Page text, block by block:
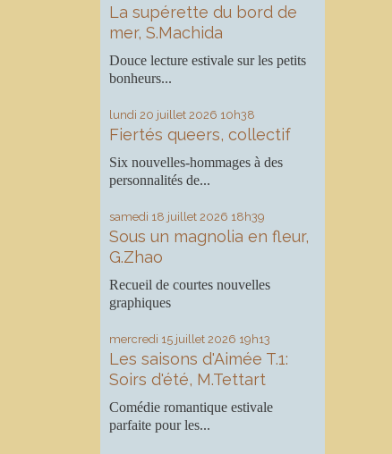
La supérette du bord de
mer, S.Machida
Douce lecture estivale sur les petits
bonheurs...
lundi 20 juillet 2026 10h38
Fiertés queers, collectif
Six nouvelles-hommages à des
personnalités de...
samedi 18 juillet 2026 18h39
Sous un magnolia en fleur,
G.Zhao
Recueil de courtes nouvelles
graphiques
mercredi 15 juillet 2026 19h13
Les saisons d'Aimée T.1:
Soirs d'été, M.Tettart
Comédie romantique estivale
parfaite pour les...